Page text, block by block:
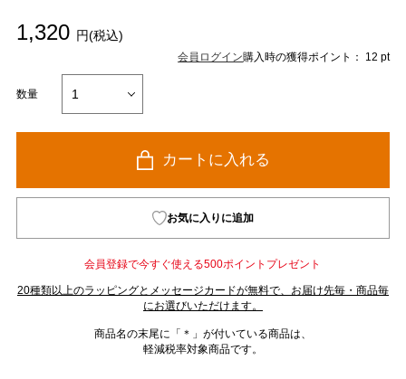
1,320 円(税込)
会員ログイン購入時の獲得ポイント： 12 pt
数量
カートに入れる
お気に入りに追加
会員登録で今すぐ使える500ポイントプレゼント
20種類以上のラッピングとメッセージカードが無料で、お届け先毎・商品毎
にお選びいただけます。
商品名の末尾に「＊」が付いている商品は、
軽減税率対象商品です。